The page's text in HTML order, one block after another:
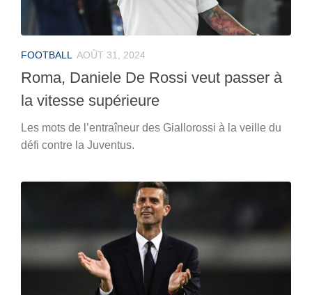
FOOTBALL AOÛT 31, 2024
Roma, Daniele De Rossi veut passer à
la vitesse supérieure
Les mots de l’entraîneur des Giallorossi à la veille du
défi contre la Juventus.